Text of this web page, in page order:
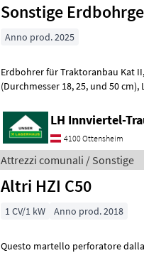
Sonstige
Anno prod. 2025
Erdbohrer für Traktoranbau Kat II, mit Gelenkwelle, 3 Bohrkörper
(Durchmesser 18, 25, und 50 cm), Länge der Bohrkörper ca. 90 cm, mit
LH Innviertel-
4100 Ottensheim
Attrezzi comunali / Sonstige
Altri HZI C50
1 CV/1 kW Anno prod. 2018
Questo martello perforatore